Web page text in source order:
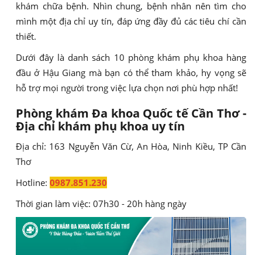
khám chữa bệnh. Nhìn chung, bệnh nhân nên tìm cho
mình một địa chỉ uy tín, đáp ứng đầy đủ các tiêu chí cần
thiết.
Dưới đây là danh sách 10 phòng khám phụ khoa hàng
đầu ở Hậu Giang mà bạn có thể tham khảo, hy vọng sẽ
hỗ trợ mọi người trong việc lựa chọn nơi phù hợp nhất!
Phòng khám Đa khoa Quốc tế Cần Thơ -
Địa chỉ khám phụ khoa uy tín
Địa chỉ: 163 Nguyễn Văn Cừ, An Hòa, Ninh Kiều, TP Cần
Thơ
Hotline: 0987.851.230
Thời gian làm việc: 07h30 - 20h hàng ngày